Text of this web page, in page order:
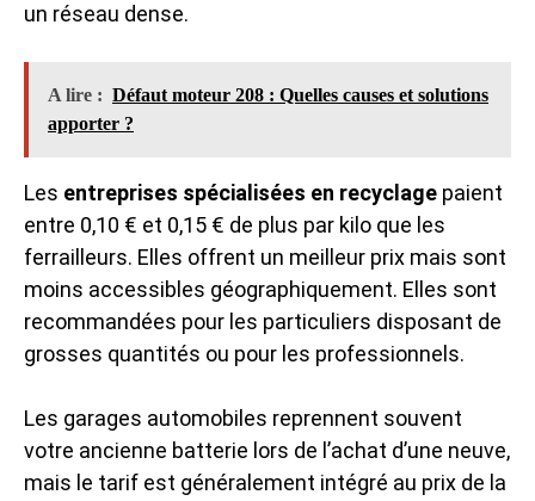
un réseau dense.
A lire : Défaut moteur 208 : Quelles causes et solutions
apporter ?
Les entreprises spécialisées en recyclage paient
entre 0,10 € et 0,15 € de plus par kilo que les
ferrailleurs. Elles offrent un meilleur prix mais sont
moins accessibles géographiquement. Elles sont
recommandées pour les particuliers disposant de
grosses quantités ou pour les professionnels.
Les garages automobiles reprennent souvent
votre ancienne batterie lors de l’achat d’une neuve,
mais le tarif est généralement intégré au prix de la